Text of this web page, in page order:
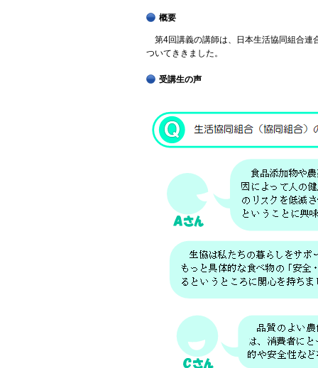
概要
第4回講義の講師は、日本生活協同組合連
ついてききました。
受講生の声